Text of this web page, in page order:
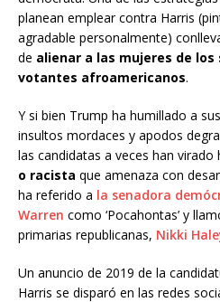
planean emplear contra Harris
agradable personalmente)
de alienar a las mujeres de los
votantes afroamericanos.
Y si bien Trump ha humillado a
insultos mordaces y apodos
las candidatas a veces han virado
o racista que amenaza con
ha referido a la senadora
Warren como ‘Pocahontas’ y
primarias republicanas, Nikki
Un anuncio de 2019 de la
Harris se disparó en las redes